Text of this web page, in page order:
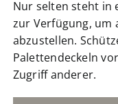
Nur selten steht in
zur Verfügung, um
abzustellen.
Palettendeckeln
Zugriff anderer.